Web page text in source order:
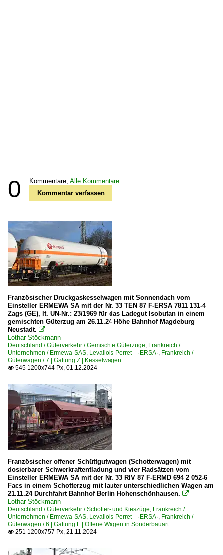
0 Kommentare, Alle Kommentare
Kommentar verfassen
Französischer Druckgaskesselwagen mit Sonnendach vom
Einsteller ERMEWA SA mit der Nr. 33 TEN 87 F-ERSA 7811 131-4
Zags (GE), lt. UN-Nr.: 23/1969 für das Ladegut Isobutan in einem
gemischten Güterzug am 26.11.24 Höhe Bahnhof Magdeburg
Neustadt. 
Lothar Stöckmann
Deutschland / Güterverkehr / Gemischte Güterzüge, Frankreich /
Unternehmen / Ermewa-SAS, Levallois-Perret ·ERSA·, Frankreich /
Güterwagen / 7 | Gattung Z | Kesselwagen
 545 1200x744 Px, 01.12.2024
Französischer offener Schüttgutwagen (Schotterwagen) mit
dosierbarer Schwerkraftentladung und vier Radsätzen vom
Einsteller ERMEWA SA mit der Nr. 33 RIV 87 F-ERMD 694 2 052-6
Facs in einem Schotterzug mit lauter unterschiedlichen Wagen am
21.11.24 Durchfahrt Bahnhof Berlin Hohenschönhausen. 
Lothar Stöckmann
Deutschland / Güterverkehr / Schotter- und Kieszüge, Frankreich /
Unternehmen / Ermewa-SAS, Levallois-Perret ·ERSA·, Frankreich /
Güterwagen / 6 | Gattung F | Offene Wagen in Sonderbauart
 251 1200x757 Px, 21.11.2024